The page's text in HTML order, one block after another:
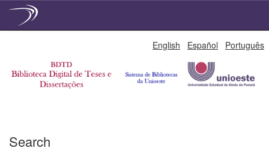
English Español Português
Search